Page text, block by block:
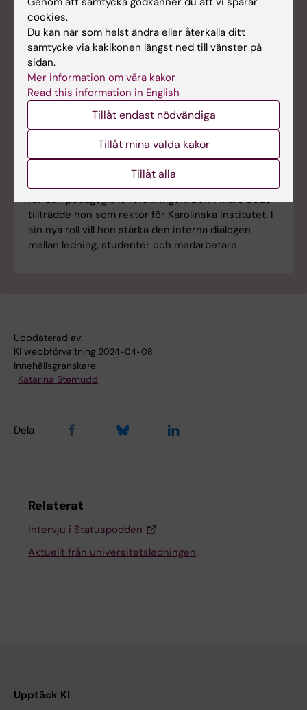
Rektor och njurspecialist med fokus på
Annika Östman Wernerson är professor i njur- och
transplantationsvetenskap, men brinner lika mycket
för den pedagogiska forskningen. Den 1 mars 2023
tillträdde hon som rektor för Karolinska Institutet. I
sin nya roll vill hon stärka den interna dialogen
mellan ledning, studenter och medarbetare.
Uppdaterad av:
KI webbförvaltning 2024-04-08
Innehållsgranskare:
Katarina Sternudd
Dela
Relaterat
Intervju i Statuspodden
Aktuellt från universitetsledningen
Upptäck KI
cookies.
Du kan när som helst ändra eller återkalla ditt
samtycke via kakikonen längst ned till vänster på
sidan.
Mer information om våra kakor
Read this information in English
Tillåt endast nödvändiga
Tillåt mina valda kakor
Tillåt alla